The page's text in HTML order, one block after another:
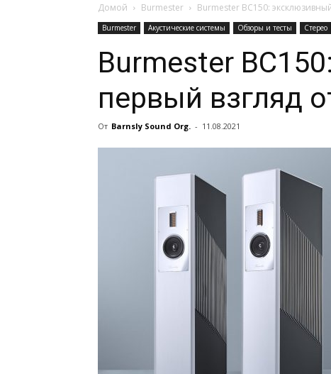
Домой Burmester Burmester BC150:
Burmester Акустические системы Обзоры и тесты Стерео
Burmester
первый взгляд
От Barnsly Sound Org. - 11.08.2021